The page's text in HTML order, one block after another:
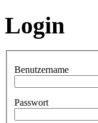
Login
Benutzername
Passwort